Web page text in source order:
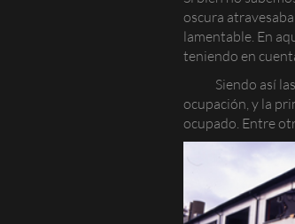
oscura
lamentable. En
teniendo en
Siendo así
ocupación, y la
ocupado. Entre